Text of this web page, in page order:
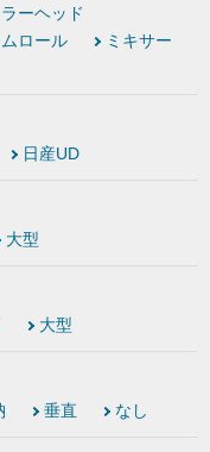
ラーヘッド
ロール
ミキサー
日産UD
大型
大型
垂直 なし